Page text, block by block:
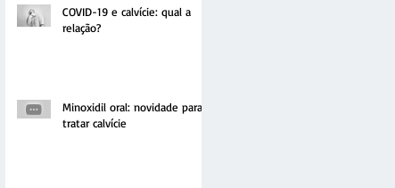
COVID-19 e calvície: qual a
relação?
Minoxidil oral: novidade para
tratar calvície